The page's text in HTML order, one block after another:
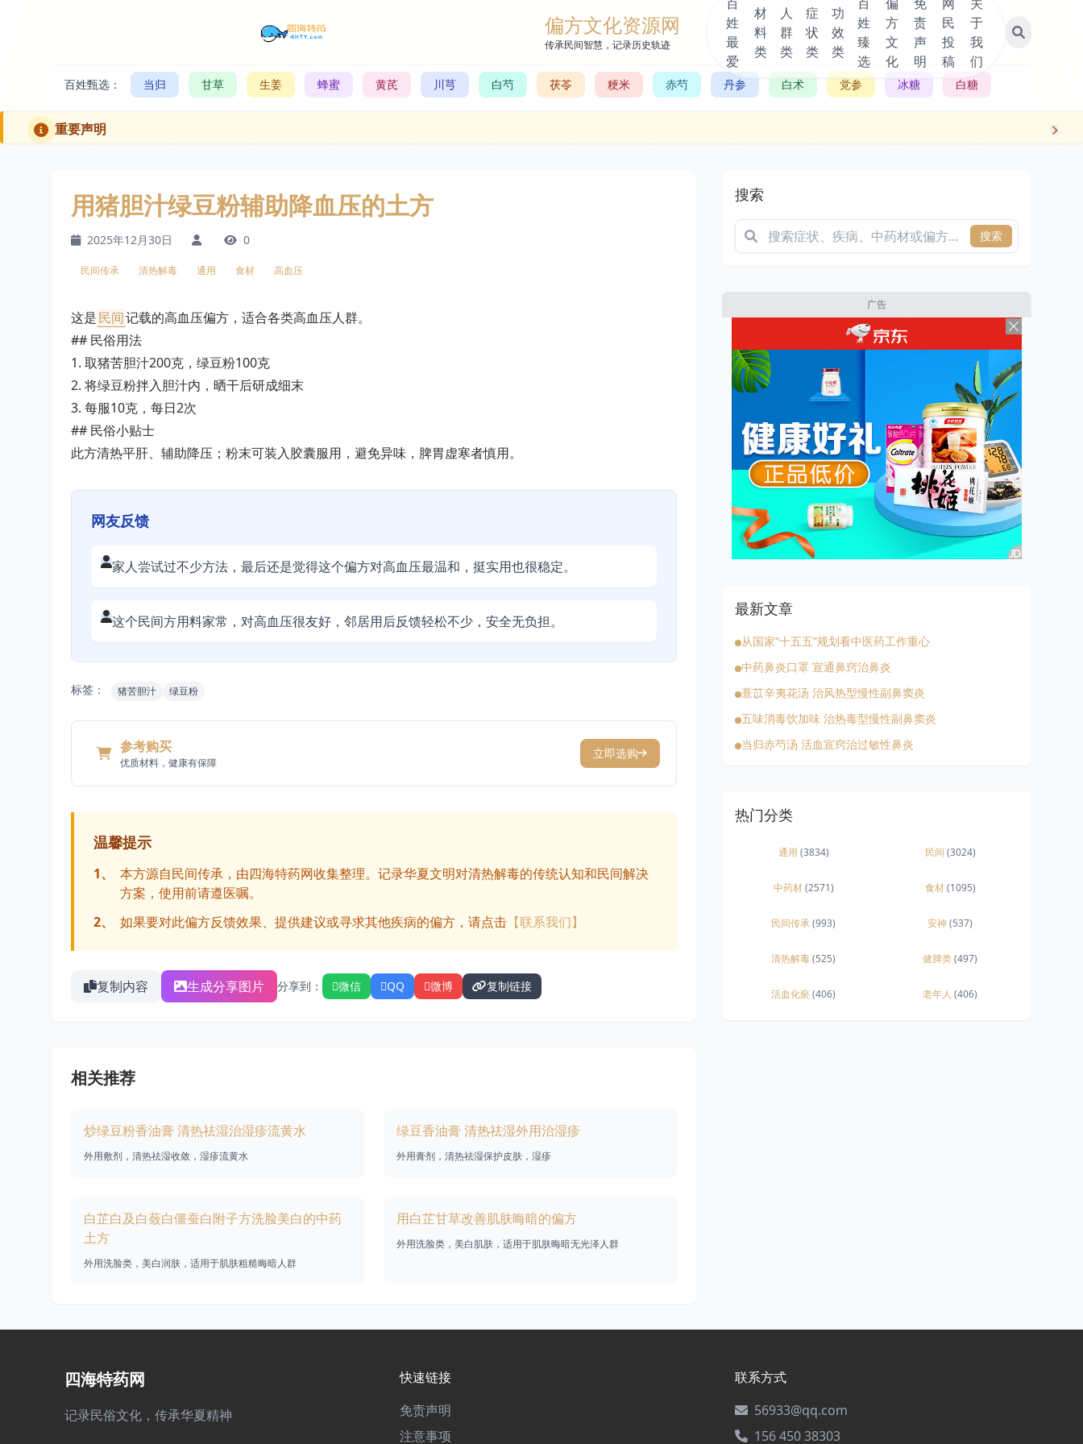
偏方文化资源网
传承民间智慧，记录历史轨迹
姓
最
爱
材
料
类
人
群
类
症
状
类
功
效
类
姓
臻
选
方
文
化
责
声
明
民
投
稿
于
我
们
百姓甄选： 当归 甘草 生姜 蜂蜜 黄芪 川芎 白芍 茯苓 粳米 赤芍 丹参 白术 党参 冰糖 白糖
重要声明
用猪胆汁绿豆粉辅助降血压的土方
2025年12月30日 0
民间传承 清热解毒 通用 食材 高血压
这是民间记载的高血压偏方，适合各类高血压人群。
## 民俗用法
1. 取猪苦胆汁200克，绿豆粉100克
2. 将绿豆粉拌入胆汁内，晒干后研成细末
3. 每服10克，每日2次
## 民俗小贴士
此方清热平肝、辅助降压；粉末可装入胶囊服用，避免异味，脾胃虚寒者慎用。
网友反馈
家人尝试过不少方法，最后还是觉得这个偏方对高血压最温和，挺实用也很稳定。
这个民间方用料家常，对高血压很友好，邻居用后反馈轻松不少，安全无负担。
标签： 猪苦胆汁 绿豆粉
参考购买
优质材料，健康有保障
立即选购
温馨提示
1、
本方源自民间传承，由四海特药网收集整理。记录华夏文明对清热解毒的传统认知和民间解决
方案，使用前请遵医嘱。
2、
如果要对此偏方反馈效果、提供建议或寻求其他疾病的偏方，请点击 【联系我们】
复制内容 生成分享图片 分享到： 微信 QQ 微博 复制链接
相关推荐
炒绿豆粉香油膏 清热祛湿治湿疹流黄水
外用敷剂，清热祛湿收敛，湿疹流黄水
绿豆香油膏 清热祛湿外用治湿疹
外用膏剂，清热祛湿保护皮肤，湿疹
白芷白及白蔹白僵蚕白附子方洗脸美白的中药
土方
外用洗脸类，美白润肤，适用于肌肤粗糙晦暗人群
用白芷甘草改善肌肤晦暗的偏方
外用洗脸类，美白肌肤，适用于肌肤晦暗无光泽人群
搜索
搜索
广告
最新文章
从国家“十五五”规划看中医药工作重心
中药鼻炎口罩 宣通鼻窍治鼻炎
薏苡辛夷花汤 治风热型慢性副鼻窦炎
五味消毒饮加味 治热毒型慢性副鼻窦炎
当归赤芍汤 活血宣窍治过敏性鼻炎
热门分类
通用 (3834) 民间 (3024)
中药材(2571) 食材(1095)
民间传承(993) 安神(537)
清热解毒(525) 健脾类(497)
活血化瘀(406) 老年人 (406)
四海特药网
记录民俗文化，传承华夏精神
快速链接
免责声明
注意事项
联系方式
56933@qq.com
156 450 38303